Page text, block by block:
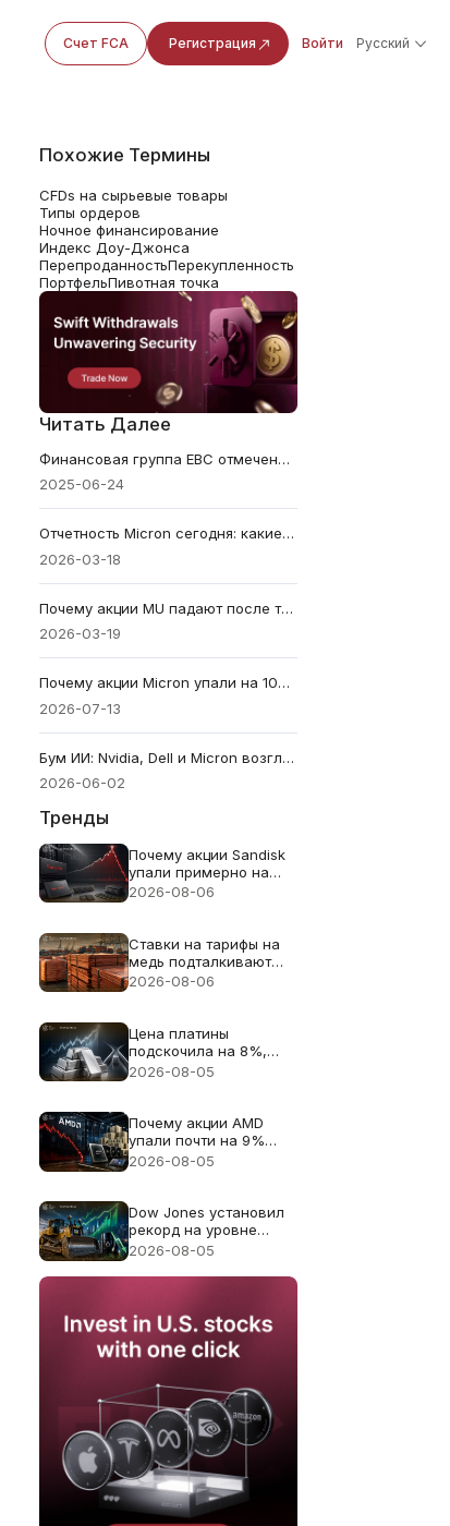
Счет FCA Регистрация Войти Русский
Похожие Термины
CFDs на сырьевые товары
Типы ордеров
Ночное финансирование
Индекс Доу-Джонса
ПерепроданностьПерекупленность
ПортфельПивотная точка
Читать Далее
Финансовая группа EBC отмечена наградой World Finance Forex Awards 2025
2025-06-24
Отчетность Micron сегодня: какие результаты могут повлиять на акции MU
2026-03-18
Почему акции MU падают после того, как Micron превысила прогнозы по прибыли?
2026-03-19
Почему акции Micron упали на 10%, несмотря на то что компания превзошла прогнозы по прибыли
2026-07-13
Бум ИИ: Nvidia, Dell и Micron возглавляют новое ралли технологических акций
2026-06-02
Тренды
Почему акции Sandisk
упали примерно на
13% несмотря на
2026-08-06
Ставки на тарифы на
медь подталкивают
цену меди к рекорду
2026-08-06
Цена платины
подскочила на 8%,
поскольку дефицит
внимания
2026-08-05
Почему акции AMD
упали почти на 9%
несмотря на
2026-08-05
Dow Jones установил
рекорд на уровне
54,085: Caterpillar дал
рост, падение цен на
ралли
2026-08-05